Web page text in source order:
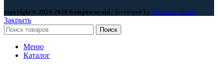
copyright © 2024-2026 fratepescar.md | developed by Mandarin Studio.
Закрыть
Поиск
Меню
Каталог